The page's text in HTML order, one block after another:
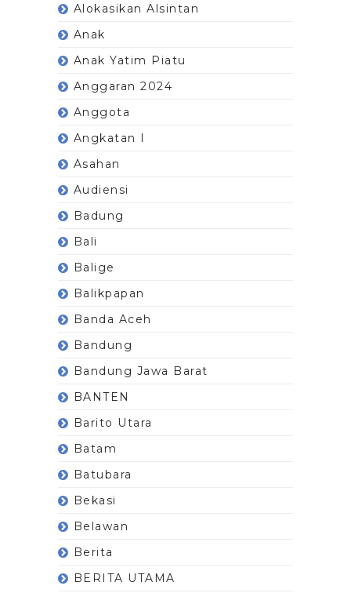
Alokasikan Alsintan
Anak
Anak Yatim Piatu
Anggaran 2024
Anggota
Angkatan I
Asahan
Audiensi
Badung
Bali
Balige
Balikpapan
Banda Aceh
Bandung
Bandung Jawa Barat
BANTEN
Barito Utara
Batam
Batubara
Bekasi
Belawan
Berita
BERITA UTAMA